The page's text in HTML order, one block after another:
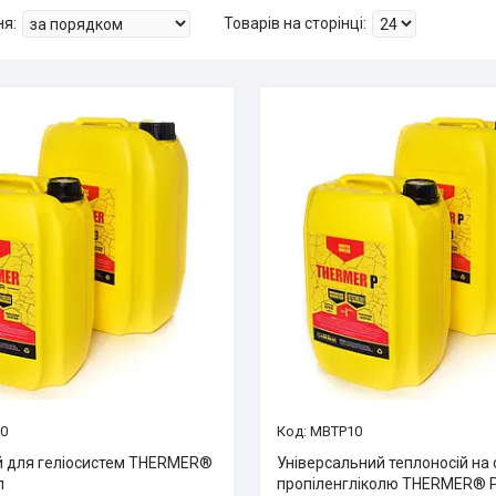
для геліосистем THERMER®
MBTP10
Універсальний теплоносій на
пропіленгліколю THERMER®